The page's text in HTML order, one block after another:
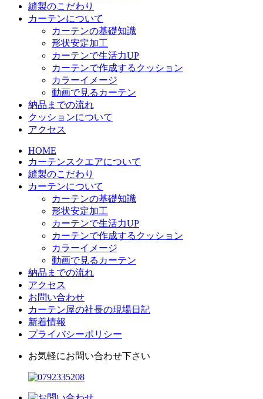
縫製のこだわり
カーテンについて
カーテンの基礎知識
形状安定加工
カーテンで生活力UP
カーテンで作成するクッション
カラーイメージ
動画で見るカーテン
納品までの流れ
クッションについて
アクセス
HOME
カーテンスクエアについて
縫製のこだわり
カーテンについて
カーテンの基礎知識
形状安定加工
カーテンで生活力UP
カーテンで作成するクッション
カラーイメージ
動画で見るカーテン
納品までの流れ
アクセス
お問い合わせ
カーテン屋の社長の現場日記
新着情報
プライバシーポリシー
お気軽にお問い合わせ下さい